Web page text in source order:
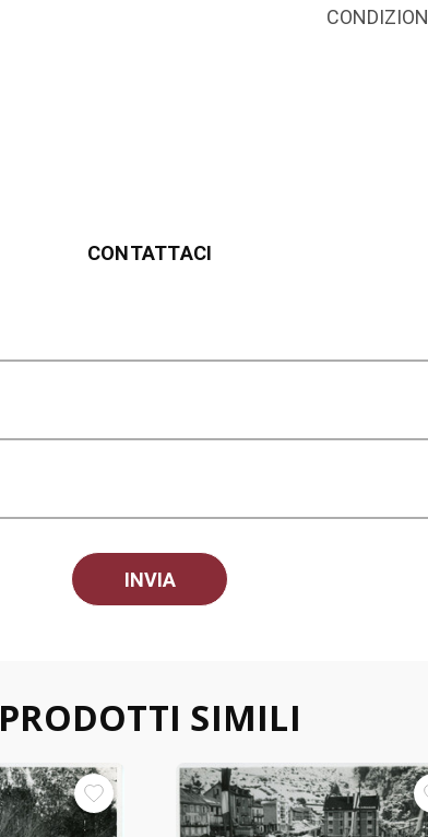
CONTATTACI
PRODOTTI SIMILI